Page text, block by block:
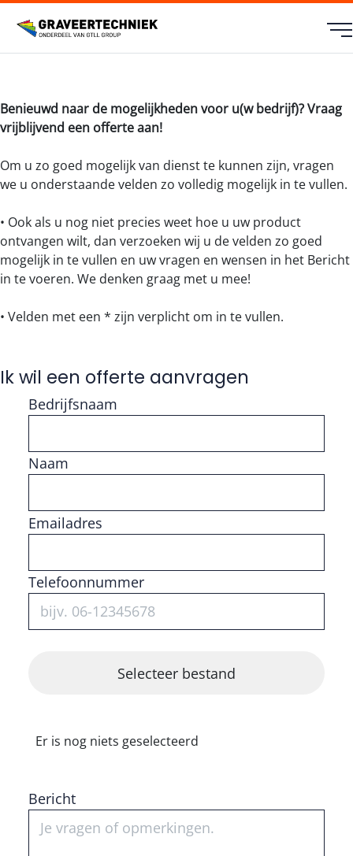
Benieuwd naar de mogelijkheden voor u(w bedrijf)? Vraag
vrijblijvend een offerte aan!
Om u zo goed mogelijk van dienst te kunnen zijn, vragen
we u onderstaande velden zo volledig mogelijk in te vullen.
• Ook als u nog niet precies weet hoe u uw product
ontvangen wilt, dan verzoeken wij u de velden zo goed
mogelijk in te vullen en uw vragen en wensen in het Bericht
in te voeren. We denken graag met u mee!
• Velden met een * zijn verplicht om in te vullen.
Ik wil een offerte aanvragen
Bedrijfsnaam
Naam
Vul getal in
Emailadres
Telefoonnummer
Er is nog niets geselecteerd
Bericht